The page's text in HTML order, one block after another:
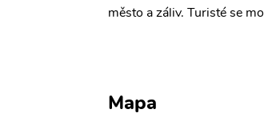
město a záliv. Turisté se
Mapa